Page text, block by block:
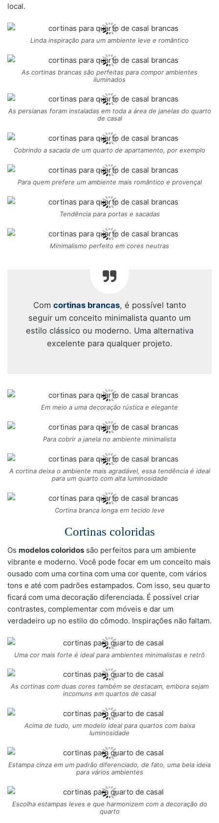
local.
Linda inspiração para um ambiente leve e romântico
As cortinas brancas são perfeitas para compor ambientes
iluminados
As persianas foram instaladas em toda a área de janelas do quarto
de casal
Cobrindo a sacada de um quarto de apartamento, por exemplo
Para quem prefere um ambiente mais romântico e provençal
Tendência para portas e sacadas
Minimalismo perfeito em cores neutras
Com cortinas brancas, é possível tanto
seguir um conceito minimalista quanto um
estilo clássico ou moderno. Uma alternativa
excelente para qualquer projeto.
Em meio a uma decoração rústica e elegante
Para cobrir a janela no ambiente minimalista
A cortina deixa o ambiente mais agradável, essa tendência é ideal
para um quarto com alta luminosidade
Cortina branca longa em tecido leve
Cortinas coloridas
Os modelos coloridos são perfeitos para um ambiente
vibrante e moderno. Você pode focar em um conceito mais
ousado com uma cortina com uma cor quente, com vários
tons e até com padrões estampados. Com isso, seu quarto
ficará com uma decoração diferenciada. É possível criar
contrastes, complementar com móveis e dar um
verdadeiro up no estilo do cômodo. Inspirações não faltam.
Uma cor mais forte é ideal para ambientes minimalistas e retrô
As cortinas com duas cores também se destacam, embora sejam
incomuns em quartos de casal
Acima de tudo, um modelo ideal para quartos com baixa
luminosidade
Estampa cinza em um padrão diferenciado, de fato, uma bela ideia
para vários ambientes
Escolha estampas leves e que harmonizem com a decoração do
quarto